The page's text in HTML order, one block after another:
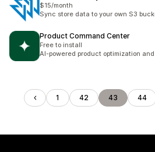
$15/month
Sync store data to your own S3
Product Command Center
Free to install
AI-powered product optimization
1 42 43 44